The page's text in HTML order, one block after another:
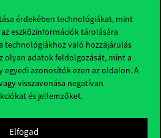
érdekében technológiákat, mint
eszközinformációk tárolására
technológiákhoz való hozzájárulás
olyan adatok feldolgozását, mint a
egyedi azonosítók ezen az oldalon. A
visszavonása negatívan
és jellemzőket.
Elfogad